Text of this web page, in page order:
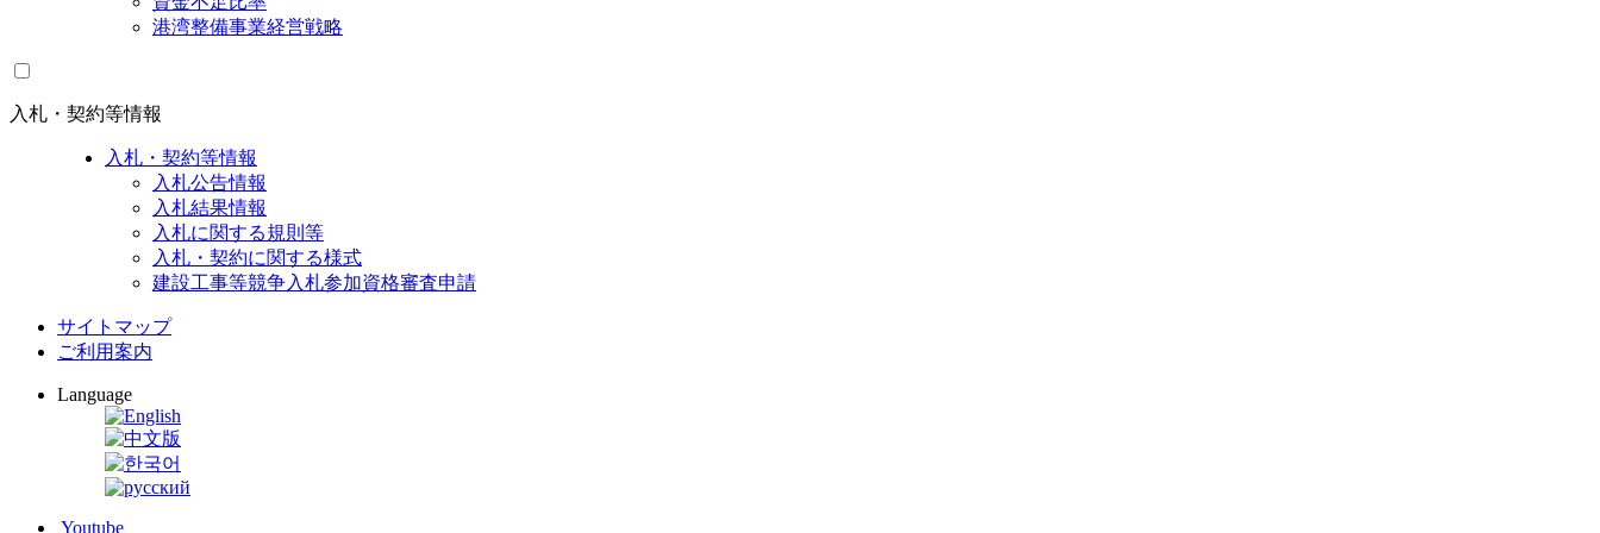
港湾整備事業経営戦略
入札・契約等情報
入札・契約等情報
入札公告情報
入札結果情報
入札に関する規則等
入札・契約に関する様式
建設工事等競争入札参加資格審査申請
サイトマップ
ご利用案内
Language
Youtube